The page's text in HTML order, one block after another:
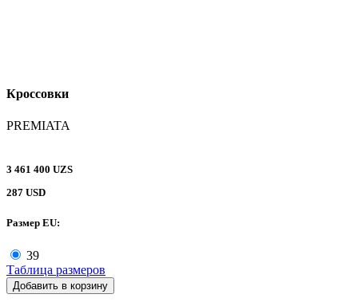
Кроссовки
PREMIATA
3 461 400 UZS
287 USD
Размер EU:
39
Таблица размеров
Добавить в корзину